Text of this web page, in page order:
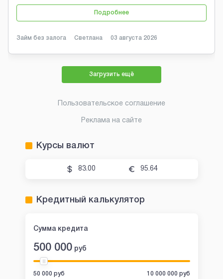
Подробнее
Займ без залога Светлана 03 августа 2026
Загрузить ещё
Пользовательское соглашение
Реклама на сайте
Курсы валют
83.00 95.64
Кредитный калькулятор
Сумма кредита
500 000 руб
50 000 руб 10 000 000 руб